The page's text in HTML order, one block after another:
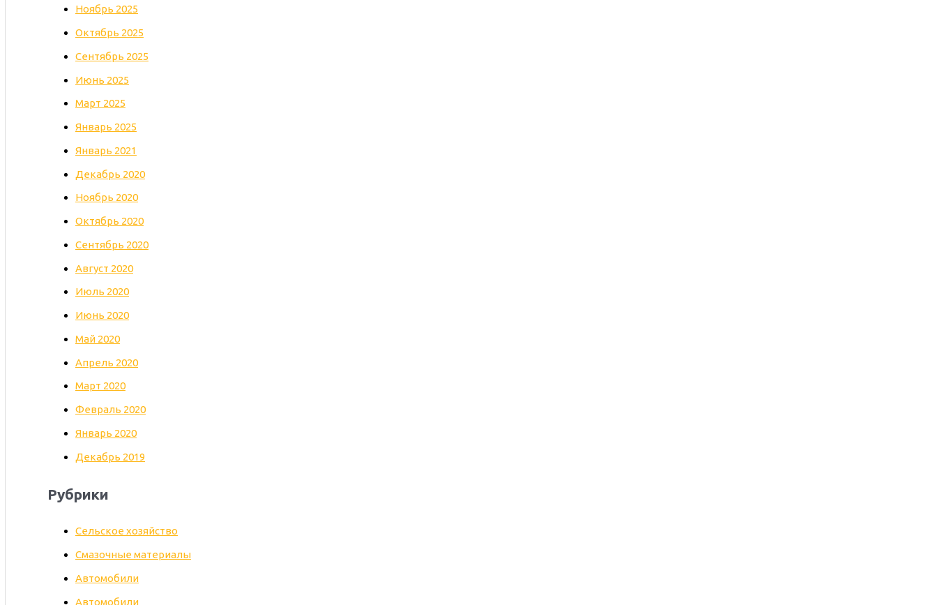
Ноябрь 2025
Октябрь 2025
Сентябрь 2025
Июнь 2025
Март 2025
Январь 2025
Январь 2021
Декабрь 2020
Ноябрь 2020
Октябрь 2020
Сентябрь 2020
Август 2020
Июль 2020
Июнь 2020
Май 2020
Апрель 2020
Март 2020
Февраль 2020
Январь 2020
Декабрь 2019
Рубрики
Cельское хозяйство
Cмазочные материалы
Автомобили
Автомобили